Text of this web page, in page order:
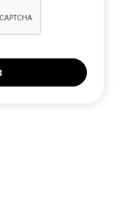
riconoscimento